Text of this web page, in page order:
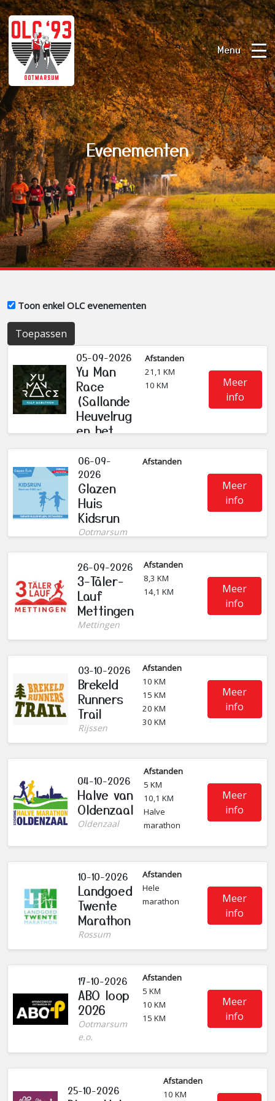
Menu
Evenementen
Toon enkel OLC evenementen
Toepassen
05-09-2026
Yu Man
Race
(Sallande
Heuvelrug
en het
Reggedal)
Nijverdal
Afstanden
21,1 KM
10 KM
Meer
info
06-09-
2026
Glazen
Huis
Kidsrun
Ootmarsum
Afstanden
Meer
info
26-09-2026
3-Täler-
Lauf
Mettingen
Mettingen
Afstanden
8,3 KM
14,1 KM
Meer
info
03-10-2026
Brekeld
Runners
Trail
Rijssen
Afstanden
10 KM
15 KM
20 KM
30 KM
Meer
info
04-10-2026
Halve van
Oldenzaal
Oldenzaal
Afstanden
5 KM
10,1 KM
Halve
marathon
Meer
info
10-10-2026
Landgoed
Twente
Marathon
Rossum
Afstanden
Hele
marathon
Meer
info
17-10-2026
ABO loop
2026
Ootmarsum
e.o.
Afstanden
5 KM
10 KM
15 KM
Meer
info
25-10-2026
Afstanden
10 KM